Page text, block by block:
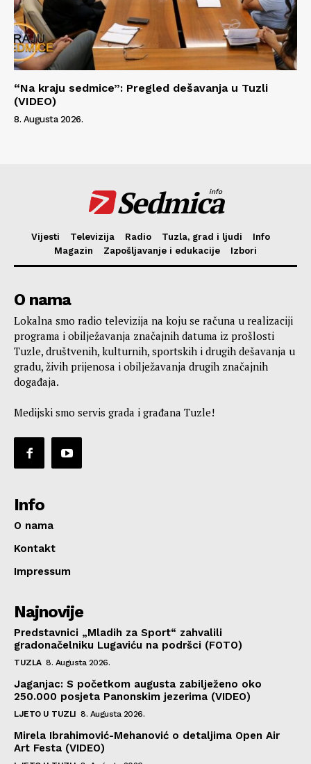
“Na kraju sedmice”: Pregled dešavanja u Tuzli
(VIDEO)
8. Augusta 2026.
Sedmica
info
Vijesti Televizija Radio Tuzla, grad i ljudi
Info
Magazin
Zapošljavanje i edukacije Izbori
O nama
Lokalna smo radio televizija na koju se računa u realizaciji
programa i obilježavanja značajnih datuma iz prošlosti
Tuzle, društvenih, kulturnih, sportskih i drugih dešavanja u
gradu, živih prijenosa i obilježavanja drugih značajnih
događaja.
Medijski smo servis grada i građana Tuzle!
Info
O nama
Kontakt
Impressum
Najnovije
Predstavnici „Mladih za Sport“ zahvalili
gradonačelniku Lugaviću na podršci (FOTO)
TUZLA 8. Augusta 2026.
Jaganjac: S početkom augusta zabilježeno oko
250.000 posjeta Panonskim jezerima (VIDEO)
LJETO U TUZLI 8. Augusta 2026.
Mirela Ibrahimović-Mehanović o detaljima Open Air
Art Festa (VIDEO)